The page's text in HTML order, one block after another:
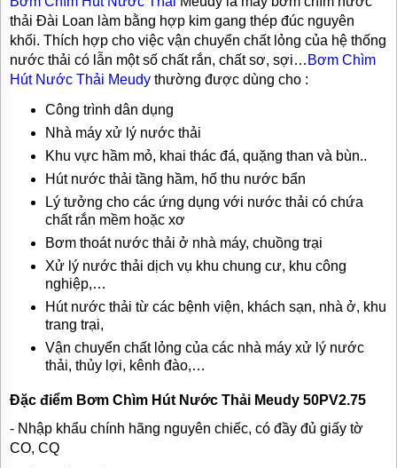
TƯ
VẤN
MUA
HÀNG
PHẨM
BÁN
CHẤT
LƯỢNG
thải Đài Loan làm bằng hợp kim gang thép đúc nguyên
khối. Thích hợp cho việc vận chuyển chất lỏng của hệ thống
nước thải có lẫn một số chất rắn, chất sơ, sợi… Bơm Chìm
Hút Nước Thải Meudy thường được dùng cho :
Công trình dân dụng
Nhà máy xử lý nước thải
Khu vực hầm mỏ, khai thác đá, quặng than và bùn..
Hút nước thải tầng hầm, hố thu nước bẩn
Lý tưởng cho các ứng dụng với nước thải có chứa
chất rắn mềm hoặc xơ
Bơm thoát nước thải ở nhà máy, chuồng trại
Xử lý nước thải dịch vụ khu chung cư, khu công
nghiệp,…
Hút nước thải từ các bệnh viện, khách sạn, nhà ở, khu
trang trại,
Vận chuyển chất lỏng của các nhà máy xử lý nước
thải, thủy lợi, kênh đào,…
Đặc điểm Bơm Chìm Hút Nước Thải Meudy 50PV2.75
- Nhập khẩu chính hãng nguyên chiếc, có đầy đủ giấy tờ
CO, CQ